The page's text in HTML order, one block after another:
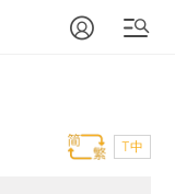
T中